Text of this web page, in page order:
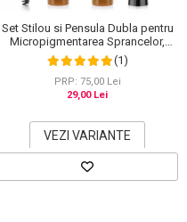
Set Stilou si Pensula Dubla pentru
Micropigmentarea Sprancelor,
Efect Natural de Microblading,
Aspect de Sprancene Pline
(1)
PRP: 75,00 Lei
29,00 Lei
VEZI VARIANTE